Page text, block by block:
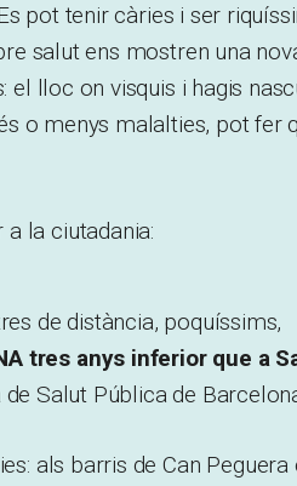
pot tenir càries i ser
salut ens mostren una
lloc on visquis i hagis
o menys malalties, pot fer
la ciutadania:
de distància, poquíssims,
tres anys inferior que a
de Salut Pública de
als barris de Can Peguera